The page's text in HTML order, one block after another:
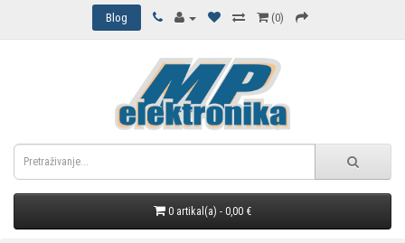
Blog (0)
0 artikal(a) - 0,00 €